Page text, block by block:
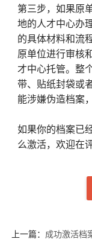
第三步，如果原
地的人才中心办
的具体材料和流
原单位进行审核
才中心托管。整
带、贴纸封袋或
能涉嫌伪造档案
如果你的档案已
么激活，欢迎在
上一篇： 成功激活档